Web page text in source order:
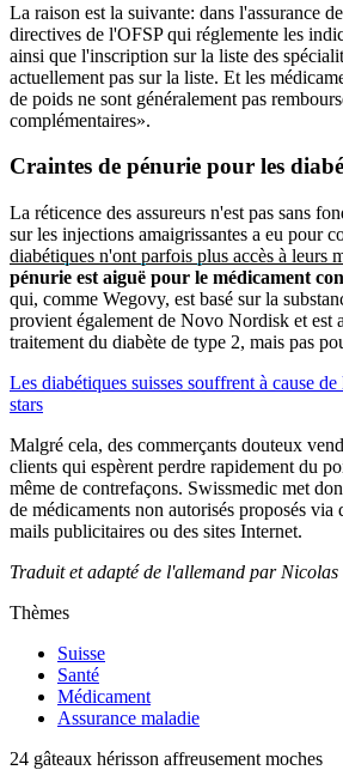
La raison est la suivante: dans l'assurance
directives de l'OFSP qui réglemente les
ainsi que l'inscription sur la liste des
actuellement pas sur la liste. Et les
de poids ne sont généralement pas
complémentaires».
Craintes de pénurie pour les
La réticence des assureurs n'est pas sans
sur les injections amaigrissantes a eu pour
diabétiques n'ont parfois plus accès à leurs
pénurie est aiguë pour le médicament
qui, comme Wegovy, est basé sur la
provient également de Novo Nordisk et est
traitement du diabète de type 2, mais pas
Les diabétiques suisses souffrent à cause
stars
Malgré cela, des commerçants douteux
clients qui espèrent perdre rapidement du
même de contrefaçons. Swissmedic met
de médicaments non autorisés proposés via
mails publicitaires ou des sites Internet.
Traduit et adapté de l'allemand par Nicolas
Thèmes
Suisse
Santé
Médicament
Assurance maladie
24 gâteaux hérisson affreusement moches